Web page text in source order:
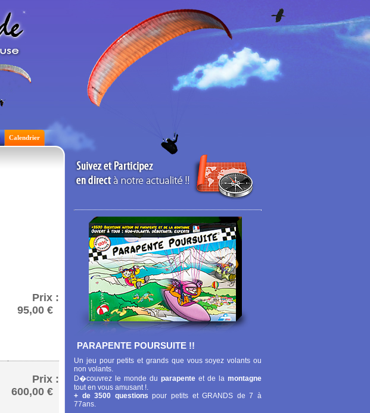
Calendrier
Prix :
95,00 €
Prix :
600,00 €
PARAPENTE POURSUITE !!
Un jeu pour petits et grands que vous soyez volants ou
non volants.
D�couvrez le monde du parapente et de la montagne
tout en vous amusant !.
+ de 3500 questions pour petits et GRANDS de 7 à
77ans.